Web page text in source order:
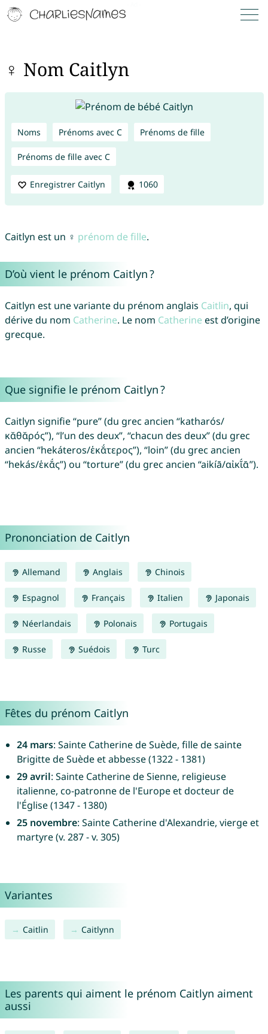
♀ Nom Caitlyn
Noms Prénoms avec C Prénoms de fille
Prénoms de fille avec C
Enregistrer Caitlyn 1060
Caitlyn est un ♀ prénom de fille.
D’où vient le prénom Caitlyn ?
Caitlyn est une variante du prénom anglais Caitlin, qui
dérive du nom Catherine. Le nom Catherine est d’origine
grecque.
Que signifie le prénom Caitlyn ?
Caitlyn signifie “pure” (du grec ancien “katharós/
κᾰθᾰρός”), “l’un des deux”, “chacun des deux” (du grec
ancien “hekáteros/ἑκᾰ́τερος”), “loin” (du grec ancien
“hekás/ἑκᾰ́ς”) ou “torture” (du grec ancien “aikíā/αἰκῐ́ᾱ”).
Prononciation de Caitlyn
Allemand Anglais Chinois
Espagnol Français Italien Japonais
Néerlandais Polonais Portugais
Russe Suédois Turc
Fêtes du prénom Caitlyn
24 mars: Sainte Catherine de Suède, fille de sainte
Brigitte de Suède et abbesse (1322 - 1381)
29 avril: Sainte Catherine de Sienne, religieuse
italienne, co-patronne de l'Europe et docteur de
l'Église (1347 - 1380)
25 novembre: Sainte Catherine d'Alexandrie, vierge et
martyre (v. 287 - v. 305)
Variantes
Caitlin Caitlynn
Les parents qui aiment le prénom Caitlyn aiment
aussi